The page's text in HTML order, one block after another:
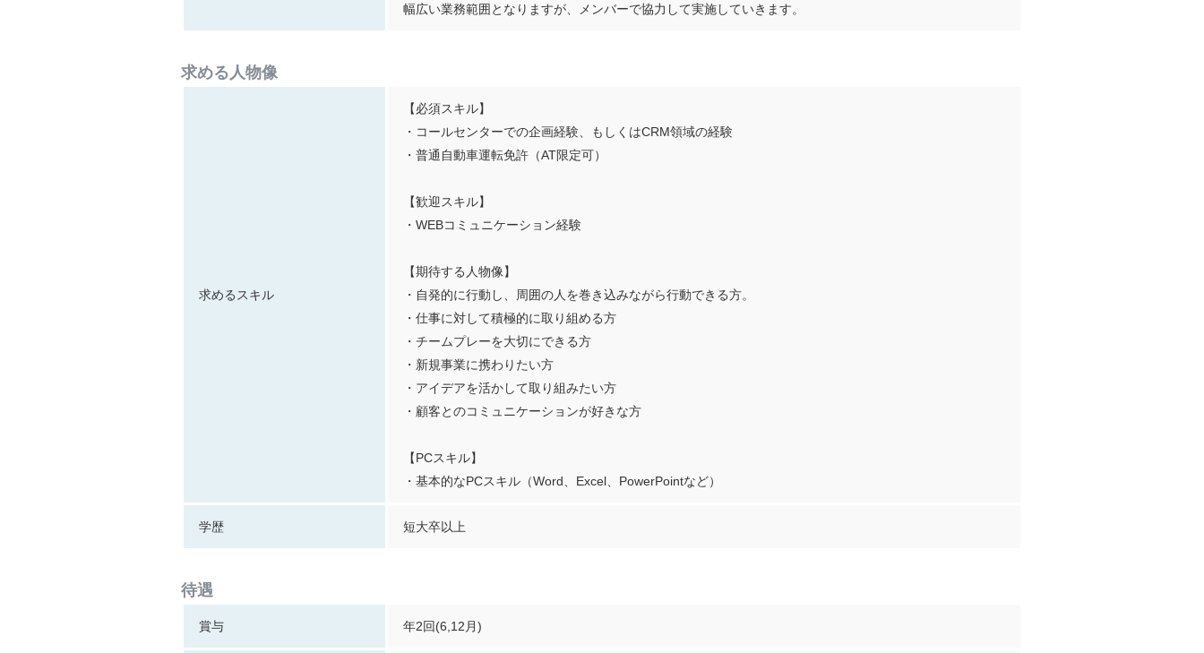
幅広い業務範囲となりますが、メンバーで協力して実施していきます。
求める人物像
求めるスキル
【必須スキル】
・コールセンターでの企画経験、もしくはCRM領域の経験
・普通自動車運転免許（AT限定可）
【歓迎スキル】
・WEBコミュニケーション経験
【期待する人物像】
・自発的に行動し、周囲の人を巻き込みながら行動できる方。
・仕事に対して積極的に取り組める方
・チームプレーを大切にできる方
・新規事業に携わりたい方
・アイデアを活かして取り組みたい方
・顧客とのコミュニケーションが好きな方
【PCスキル】
・基本的なPCスキル（Word、Excel、PowerPointなど）
学歴 短大卒以上
待遇
賞与 年2回(6,12月)